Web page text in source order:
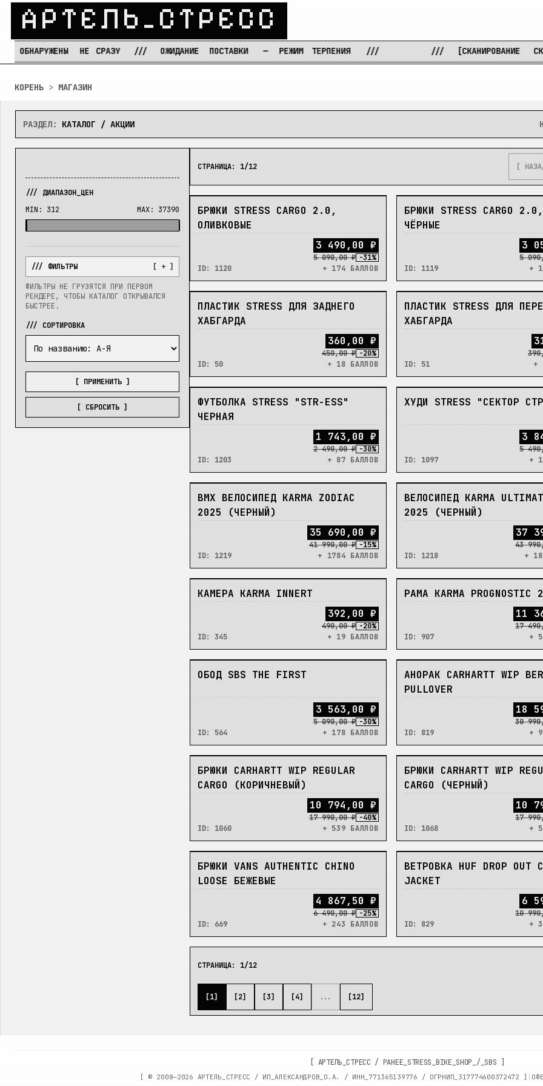
АРТЕЛЬ_СТРЕСС
НЕ СРАЗУ /// ОЖИДАНИЕ ПОСТАВКИ — РЕЖИМ ТЕРПЕНИЯ /// [СКАНИРОВАНИЕ СКЛАДОВ...]
КОРЕНЬ > МАГАЗИН
РАЗДЕЛ: КАТАЛОГ / АКЦИИ
/// ДИАПАЗОН_ЦЕН
MIN: 312 MAX: 37390
/// ФИЛЬТРЫ [ + ]
ФИЛЬТРЫ НЕ ГРУЗЯТСЯ ПРИ ПЕРВОМ
РЕНДЕРЕ, ЧТОБЫ КАТАЛОГ ОТКРЫВАЛСЯ
БЫСТРЕЕ.
/// СОРТИРОВКА
[ ПРИМЕНИТЬ ]
[ СБРОСИТЬ ]
СТРАНИЦА: 1/12 [
В_НАЛИЧИИ
БРЮКИ STRESS CARGO 2.0,
ОЛИВКОВЫЕ
ID: 1120
3 490 , 00 ₽
5 090,00 ₽ -31%
+ 174 БАЛЛОВ
В_НАЛИЧИИ
БРЮКИ STRESS CARGO 2.0,
ЧЁРНЫЕ
ID: 1119
3 0
5
+
В_НАЛИЧИИ
ПЛАСТИК STRESS ДЛЯ ЗАДНЕГО
ХАБГАРДА
ID: 50
360 , 00 ₽
450,00 ₽ -20%
+ 18 БАЛЛОВ
В_НАЛИЧИИ
ПЛАСТИК STRESS ДЛЯ
ХАБГАРДА
ID: 51
3
+
В_НАЛИЧИИ
ФУТБОЛКА STRESS "STR-ESS"
ЧЕРНАЯ
ID: 1203
1 743, 00 ₽
2 490,00 ₽ -30%
+ 87 БАЛЛОВ
В_НАЛИЧИИ
ХУДИ STRESS "СЕКТОР
ID: 1097
3 8
5
+
В_НАЛИЧИИ
BMX ВЕЛОСИПЕД KARMA ZODIAC
2025 (ЧЕРНЫЙ)
ID: 1219
35 690 , 00 ₽
41 990,00 ₽ -15%
+ 1784 БАЛЛОВ
В_НАЛИЧИИ
ВЕЛОСИПЕД KARMA
2025 (ЧЕРНЫЙ)
ID: 1218
37 3
43
+
В_НАЛИЧИИ
КАМЕРА KARMA INNERT
ID: 345
392 , 00 ₽
490,00 ₽ -20%
+ 19 БАЛЛОВ
В_НАЛИЧИИ
РАМА KARMA PROGNOSTIC
ID: 907
11 3
17
+
В_НАЛИЧИИ
ОБОД SBS THE FIRST
ID: 564
3 563, 00 ₽
5 090,00 ₽ -30%
+ 178 БАЛЛОВ
В_НАЛИЧИИ
АНОРАК CARHARTT WIP
PULLOVER
ID: 819
18 5
30
+
В_НАЛИЧИИ
БРЮКИ CARHARTT WIP REGULAR
CARGO (КОРИЧНЕВЫЙ)
ID: 1060
10 794 , 00 ₽
17 990,00 ₽ -40%
+ 539 БАЛЛОВ
В_НАЛИЧИИ
БРЮКИ CARHARTT WIP
CARGO (ЧЕРНЫЙ)
ID: 1068
10 7
17
+
В_НАЛИЧИИ
БРЮКИ VANS AUTHENTIC CHINO
LOOSE БЕЖЕВЫЕ
ID: 669
4 867, 50 ₽
6 490,00 ₽ -25%
+ 243 БАЛЛОВ
В_НАЛИЧИИ
ВЕТРОВКА HUF DROP OUT
JACKET
ID: 829
6 5
10
+
СТРАНИЦА: 1/12
[1] [2] [3] [4] ... [12]
АРТЕЛЬ_СТРЕСС / РАНЕЕ_STRESS_BIKE_SHOP_/_SBS
[ © 2008—2026 АРТЕЛЬ_СТРЕСС / ИП_АЛЕКСАНДРОВ_О.А. / ИНН_ 771365139776 / ОГРНИП_ 317774600372472 ]